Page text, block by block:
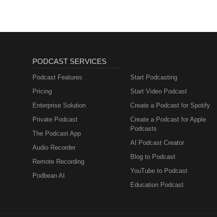
Hochschulalltag zu bringen.
ist sie zentral für jedes digitale
PODCAST SERVICES
Podcast Features
Pricing
Enterprise Solution
Private Podcast
The Podcast App
Audio Recorder
Remote Recording
Podbean AI
Start Podcasting
Start Video Podcast
Create a Podcast for Spotify
Create a Podcast for Apple
Podcasts
AI Podcast Creator
Blog to Podcast
YouTube to Podcast
Education Podcast